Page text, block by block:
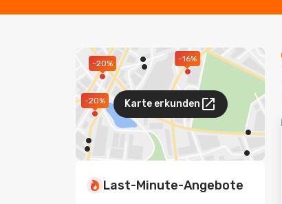
-20%
-20%
-16%
Karte erkunden
Last-Minute-Angebote